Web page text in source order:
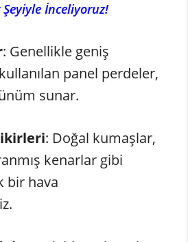
Şeyiyle İnceliyoruz!
: Genellikle geniş
panel perdeler,
sunar.
: Doğal kumaşlar,
kenarlar gibi
bir hava